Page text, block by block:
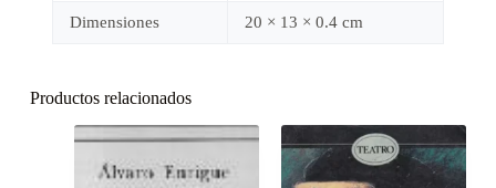
Dimensiones 20 × 13 × 0.4 cm
Productos relacionados